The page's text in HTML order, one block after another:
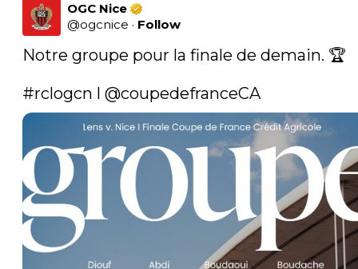
OGC Nice
@ogcnice · Follow
Notre groupe pour la finale de demain. 🏆
#rclogcn l @coupedefranceCA